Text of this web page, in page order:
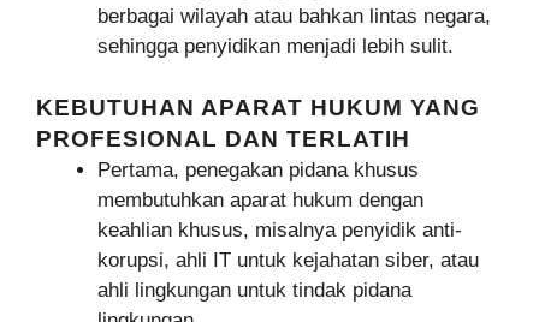
berbagai wilayah atau bahkan lintas negara,
sehingga penyidikan menjadi lebih sulit.
KEBUTUHAN APARAT HUKUM YANG
PROFESIONAL DAN TERLATIH
Pertama, penegakan pidana khusus
membutuhkan aparat hukum dengan
keahlian khusus, misalnya penyidik anti-
korupsi, ahli IT untuk kejahatan siber, atau
ahli lingkungan untuk tindak pidana